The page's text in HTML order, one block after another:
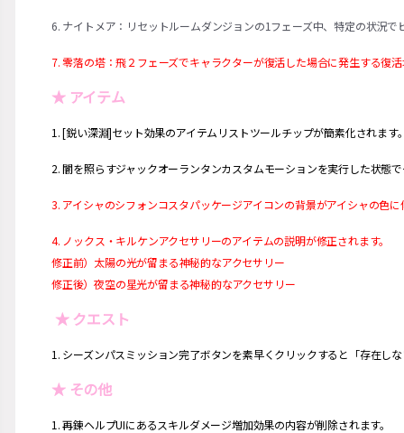
6. ナイトメア：リセットルームダンジョンの1フェーズ中、特定の状況
7. 零落の塔：飛２フェーズでキャラクターが復活した場合に発生する復
★ アイテム
1. [鋭い深淵]セット効果のアイテムリストツールチップが簡素化されます
2. 闇を照らすジャックオーランタンカスタムモーションを実行した状態
3. アイシャのシフォンコスタパッケージアイコンの背景がアイシャの色
4. ノックス・キルケンアクセサリーのアイテムの説明が修正されます。
修正前）太陽の光が留まる神秘的なアクセサリー
修正後）夜空の星光が留まる神秘的なアクセサリー
★ クエスト
1. シーズンパスミッション完了ボタンを素早くクリックすると「存在し
★ その他
1. 再錬ヘルプUIにあるスキルダメージ増加効果の内容が削除されます。